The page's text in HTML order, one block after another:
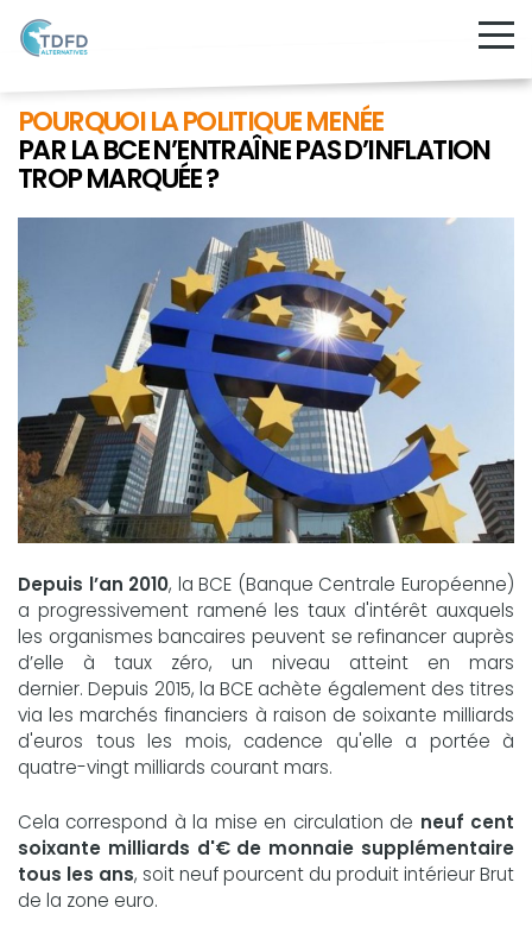
POURQUOI LA POLITIQUE MENÉE
PAR LA BCE N’ENTRAÎNE PAS D’INFLATION
TROP MARQUÉE ?
Depuis l’an 2010, la BCE (Banque Centrale Européenne)
a progressivement ramené les taux d'intérêt auxquels
les organismes bancaires peuvent se refinancer auprès
d’elle à taux zéro, un niveau atteint en mars
dernier. Depuis 2015, la BCE achète également des titres
via les marchés financiers à raison de soixante milliards
d'euros tous les mois, cadence qu'elle a portée à
quatre-vingt milliards courant mars.
Cela correspond à la mise en circulation de neuf cent
soixante milliards d'€ de monnaie supplémentaire
tous les ans, soit neuf pourcent du produit intérieur Brut
de la zone euro.